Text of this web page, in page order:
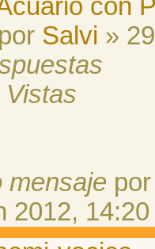
con
Salvi »
Vistas
mensaje
2012, 14:20